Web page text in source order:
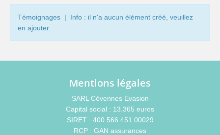
Témoignages | Info : il n'a aucun élément créé, veuillez
en ajouter.
Mentions légales
SARL Cévennes Evasion
Capital social : 13.365 euros
SIRET : 400 566 451 00029
RCP : GAN assurances